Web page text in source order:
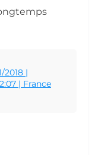
2018 |
| France